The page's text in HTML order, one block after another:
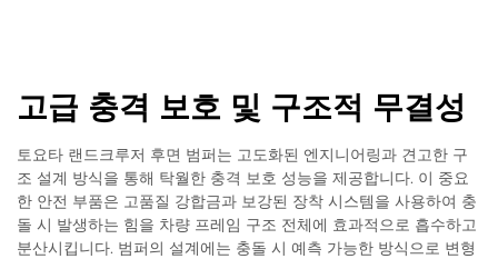
고급 충격 보호 및 구조적 무결성
토요타 랜드크루저 후면 범퍼는 고도화된 엔지니어링과 견고한 구
조 설계 방식을 통해 탁월한 충격 보호 성능을 제공합니다. 이 중요
한 안전 부품은 고품질 강합금과 보강된 장착 시스템을 사용하여 충
돌 시 발생하는 힘을 차량 프레임 구조 전체에 효과적으로 흡수하고
분산시킵니다. 범퍼의 설계에는 충돌 시 예측 가능한 방식으로 변형